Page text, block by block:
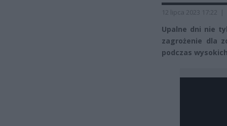
12 lipca 2023 17:22 |
Upalne dni nie
zagrożenie dla
podczas